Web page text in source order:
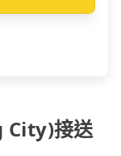
City)接送